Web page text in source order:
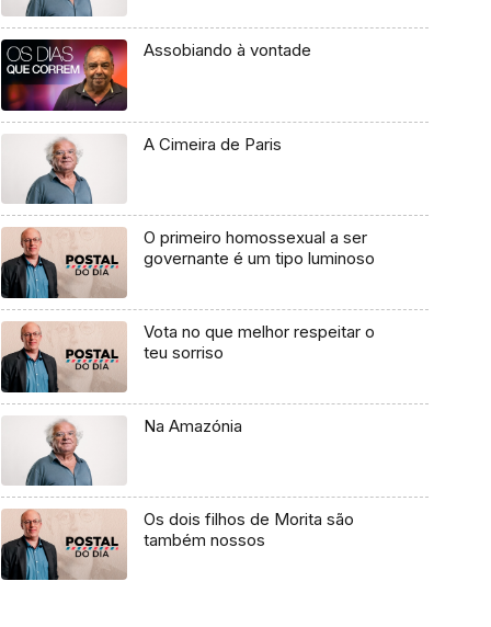
Assobiando à vontade
A Cimeira de Paris
O primeiro homossexual a ser
governante é um tipo luminoso
Vota no que melhor respeitar o
teu sorriso
Na Amazónia
Os dois filhos de Morita são
também nossos